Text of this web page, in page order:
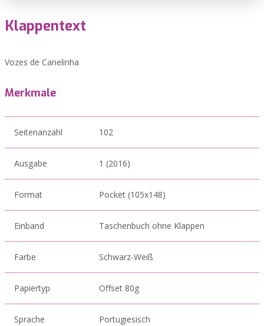
Klappentext
Vozes de Canelinha
Merkmale
Seitenanzahl 102
Ausgabe 1 (2016)
Format Pocket (105x148)
Einband Taschenbuch ohne Klappen
Farbe Schwarz-Weiß
Papiertyp Offset 80g
Sprache Portugiesisch